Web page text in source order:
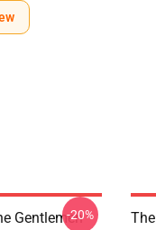
Gentlemen
-20%